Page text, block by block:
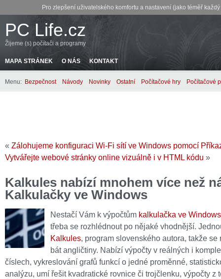
Pro zlepšení uživatelského komfortu a nastavení (jako téměř
PC Life.cz
Žijeme (s) počítači a programy
MAPA STRÁNEK O NÁS KONTAKT
Menu: Bezpečnost Návody Novinky Ostatní Počítačové hry Počítačové
« Zálohujeme konfiguraci Wi-Fi sítí ve Windows pomocí
Vytvářejte webové stránky online vizuálně i v HTML kódu »
Kalkules nabízí mnohem více než
Kalkulačky ve Windows
Nestačí Vám k výpočtům kalkulačka ve Windows
třeba se rozhlédnout po nějaké vhodnější.
Kalkules, program slovenského autora, takže se
bát angličtiny. Nabízí výpočty v reálných i
číslech, vykreslování grafů funkcí o jedné proměnné,
analýzu, umí řešit kvadratické rovnice či trojčlenku, výpočty z